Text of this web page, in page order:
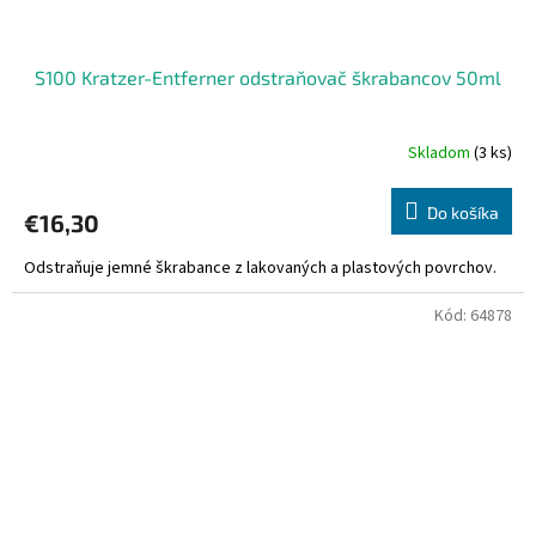
S100 Kratzer-Entferner odstraňovač škrabancov 50ml
Skladom (3 ks)
€16,30 Do košíka
Odstraňuje jemné škrabance z lakovaných a plastových povrchov.
Kód: 64878